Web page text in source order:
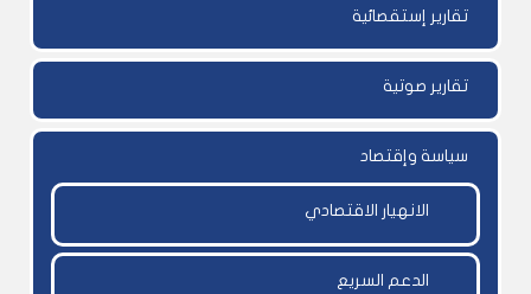
تقارير إستقصائية
تقارير صوتية
سياسة وإقتصاد
الانهيار الاقتصادي
الدعم السريع